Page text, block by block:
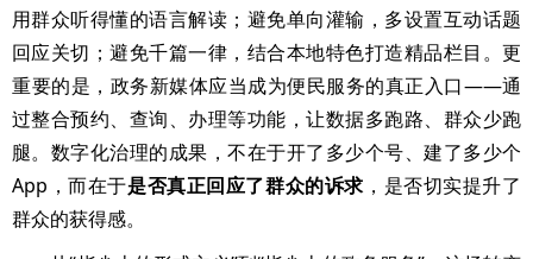
用群众听得懂的语言解读；避免单向灌输，多设置互动话题
回应关切；避免千篇一律，结合本地特色打造精品栏目。更
重要的是，政务新媒体应当成为便民服务的真正入口——通
过整合预约、查询、办理等功能，让数据多跑路、群众少跑
腿。数字化治理的成果，不在于开了多少个号、建了多少个
App，而在于是否真正回应了群众的诉求，是否切实提升了
群众的获得感。